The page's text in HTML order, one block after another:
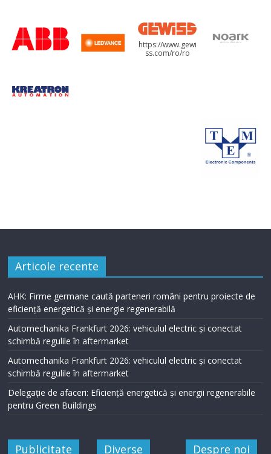
https://www.gewi
ss.com/ro/ro
Articole recente
AHK: Firme germane caută parteneri români pentru proiecte de
eficiență energetică și energie regenerabilă
Automechanika Frankfurt 2026: vehiculul electric și conectat
schimbă regulile în aftermarket
Automechanika Frankfurt 2026: vehiculul electric și conectat
schimbă regulile în aftermarket
Delegație de afaceri: Eficiență energetică și energii regenerabile
pentru Green Buildings
Publicitate Diverse Despre noi